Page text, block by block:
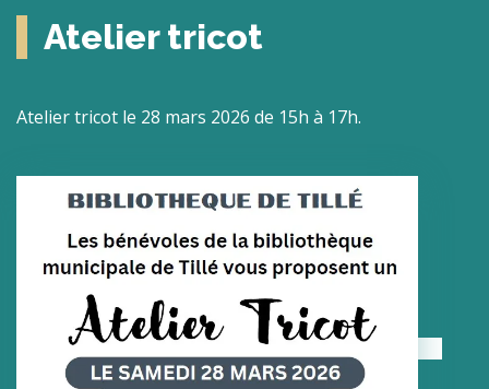
Atelier tricot
Atelier tricot le 28 mars 2026 de 15h à 17h.